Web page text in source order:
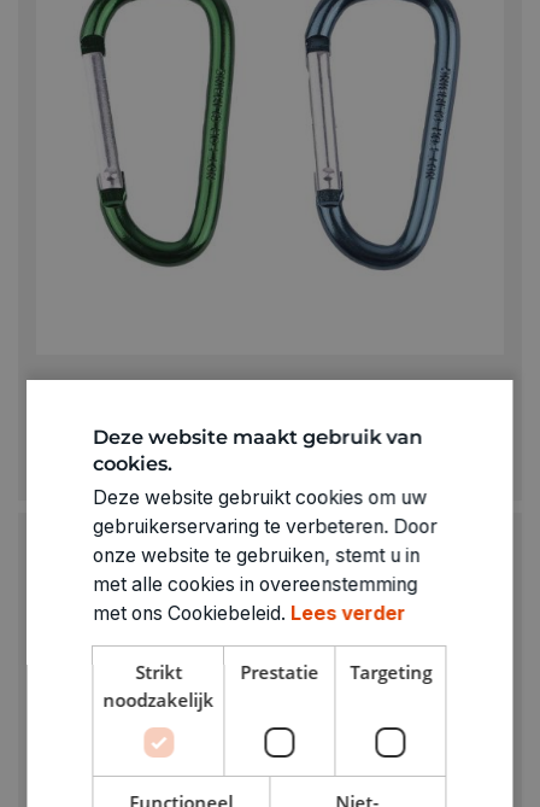
€ 1,95
Deze website maakt gebruik van
cookies.
Deze website gebruikt cookies om uw
gebruikerservaring te verbeteren. Door
onze website te gebruiken, stemt u in
met alle cookies in overeenstemming
met ons Cookiebeleid. Lees verder
Strikt
noodzakelijk
Prestatie Targeting
Functioneel Niet-